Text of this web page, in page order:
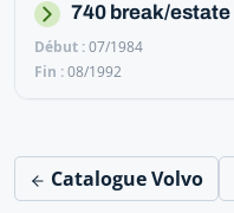
740 break/estate
07/1984
08/1992
Catalogue Volvo